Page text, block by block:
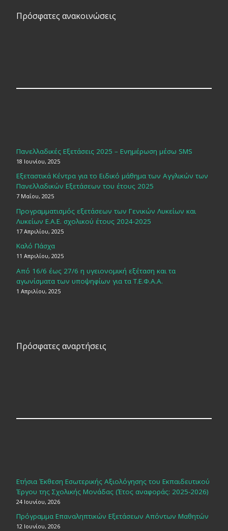
Πρόσφατες ανακοινώσεις
Πανελλαδικές Εξετάσεις 2025 – Ενημέρωση μέσω SMS
18 Ιουνίου, 2025
Εξεταστικά Κέντρα για το Ειδικό μάθημα των Αγγλικών των
Πανελλαδικών Εξετάσεων του έτους 2025
7 Μαΐου, 2025
Προγραμματισμός εξετάσεων των Γενικών Λυκείων και
Λυκείων Ε.Α.Ε. σχολικού έτους 2024-2025
17 Απριλίου, 2025
Καλό Πάσχα
11 Απριλίου, 2025
Από 16/6 έως 27/6 η υγειονομική εξέταση και τα
αγωνίσματα των υποψηφίων για τα Τ.Ε.Φ.Α.Α.
1 Απριλίου, 2025
Πρόσφατες αναρτήσεις
Ετήσια Έκθεση Εσωτερικής Αξιολόγησης του Εκπαιδευτικού
Έργου της Σχολικής Μονάδας (Έτος αναφοράς: 2025-2026)
24 Ιουνίου, 2026
Πρόγραμμα Επαναληπτικών Εξετάσεων Απόντων Μαθητών
12 Ιουνίου, 2026